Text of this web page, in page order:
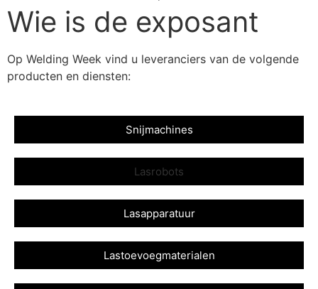
Wie is de exposant
Op Welding Week vind u leveranciers van de volgende
producten en diensten:
Snijmachines
Lasrobots
Lasapparatuur
Lastoevoegmaterialen